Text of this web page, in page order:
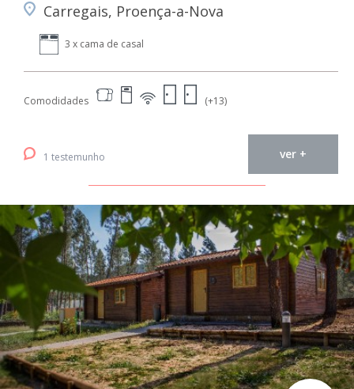
Carregais, Proença-a-Nova
3 x cama de casal
Comodidades (+13)
1 testemunho ver +